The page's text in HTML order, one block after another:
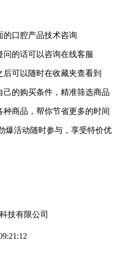
的口腔产品技术咨询
的话可以咨询在线客服
可以随时在收藏夹查看到
的购买条件，精准筛选商品
商品，帮你节省更多的时间
爆活动随时参与，享受特价优
技有限公司